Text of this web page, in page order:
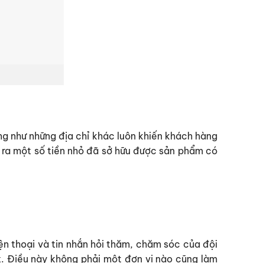
như những địa chỉ khác luôn khiến khách hàng
một số tiền nhỏ đã sở hữu được sản phẩm có
thoại và tin nhắn hỏi thăm, chăm sóc của đội
này không phải một đơn vị nào cũng làm